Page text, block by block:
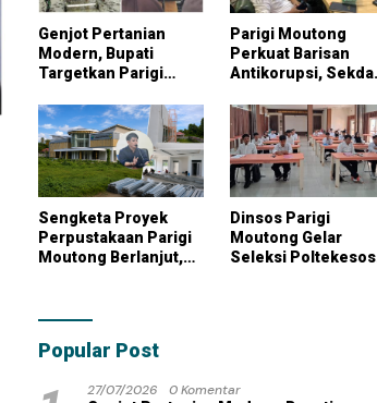
Genjot Pertanian
Modern, Bupati
Targetkan Parigi
Lumbung Pangan
Nasional
Parigi Moutong
Perkuat Barisan
Antikorupsi, Sekda
Bersama KPK
Sengketa Proyek
Perpustakaan Parigi
Moutong Berlanjut,
Tambahan dengan
Dinsos Parigi
Moutong Gelar
Seleksi Poltekesos
Popular Post
27/07/2026
0 Komentar